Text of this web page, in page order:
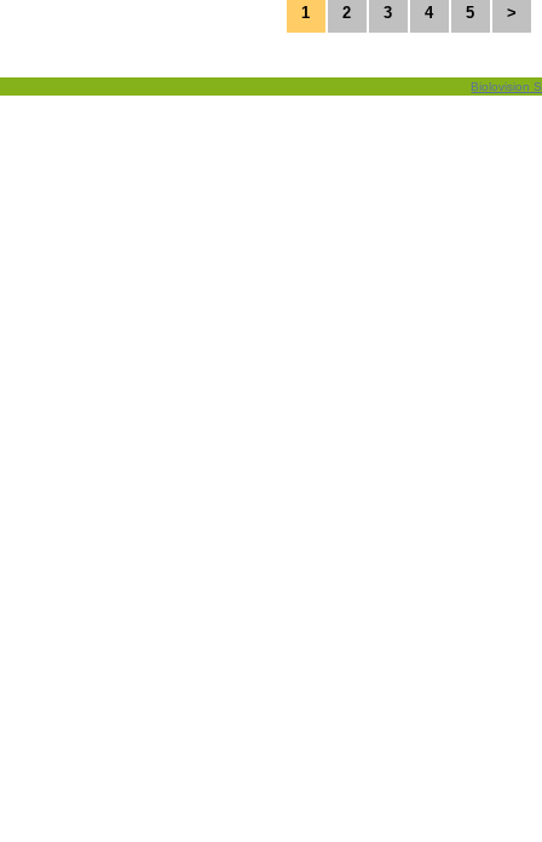
1 2 3 4 5 >
Biolovision